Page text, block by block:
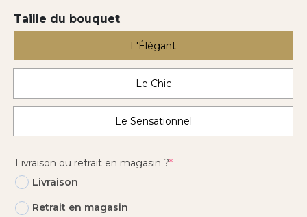
Taille du bouquet
L'Élégant
Le Chic
Le Sensationnel
Livraison ou retrait en magasin ?*(required)
Livraison
Retrait en magasin